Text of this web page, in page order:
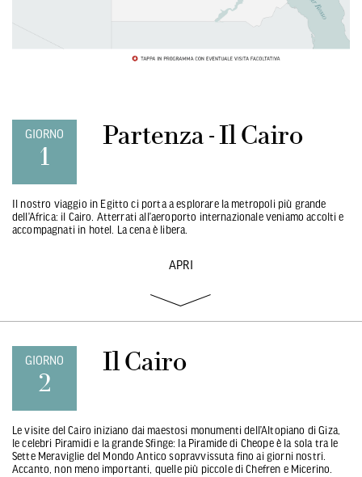
GIORNO
1
Partenza - Il Cairo
Il nostro viaggio in Egitto ci porta a esplorare la metropoli più grande
dell’Africa: il Cairo. Atterrati all’aeroporto internazionale veniamo accolti e
accompagnati in hotel. La cena è libera.
APRI
GIORNO
2
Il Cairo
Le visite del Cairo iniziano dai maestosi monumenti dell’Altopiano di Giza,
le celebri Piramidi e la grande Sfinge: la Piramide di Cheope è la sola tra le
Sette Meraviglie del Mondo Antico sopravvissuta fino ai giorni nostri.
Accanto, non meno importanti, quelle più piccole di Chefren e Micerino.